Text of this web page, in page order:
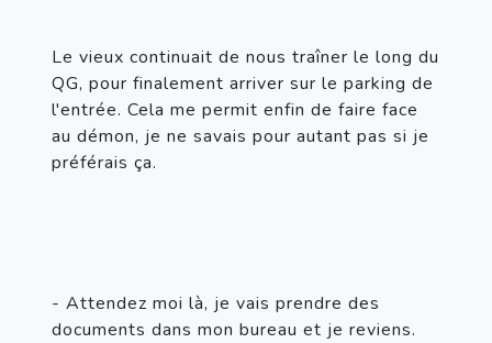
Le vieux continuait de nous traîner le long du
QG, pour finalement arriver sur le parking de
l'entrée. Cela me permit enfin de faire face
au démon, je ne savais pour autant pas si je
préférais ça.
- Attendez moi là, je vais prendre des
documents dans mon bureau et je reviens.